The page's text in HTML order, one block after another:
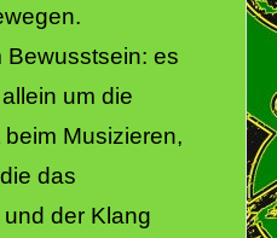
Bewusstsein: es
um die
Musizieren,
das
der Klang